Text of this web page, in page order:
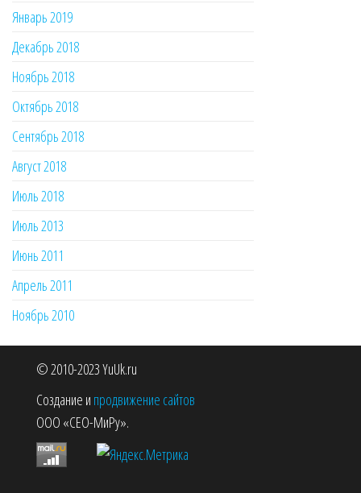
Январь 2019
Декабрь 2018
Ноябрь 2018
Октябрь 2018
Сентябрь 2018
Август 2018
Июль 2018
Июль 2013
Июнь 2011
Апрель 2011
Ноябрь 2010
© 2010-2023 YuUk.ru
Создание и продвижение сайтов
ООО «СЕО-МиРу».